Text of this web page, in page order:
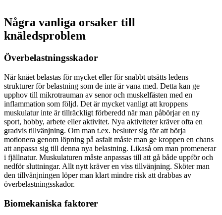
Några vanliga orsaker till
knäledsproblem
Överbelastningsskador
När knäet belastas för mycket eller för snabbt utsätts ledens
strukturer för belastning som de inte är vana med. Detta kan ge
upphov till mikrotrauman av senor och muskelfästen med en
inflammation som följd. Det är mycket vanligt att kroppens
muskulatur inte är tillräckligt förberedd när man påbörjar en ny
sport, hobby, arbete eller aktivitet. Nya aktiviteter kräver ofta en
gradvis tillvänjning. Om man t.ex. besluter sig för att börja
motionera genom löpning på asfalt måste man ge kroppen en chans
att anpassa sig till denna nya belastning. Likaså om man promenerar
i fjällnatur. Muskulaturen måste anpassas till att gå både uppför och
nedför sluttningar. Allt nytt kräver en viss tillvänjning. Sköter man
den tillvänjningen löper man klart mindre risk att drabbas av
överbelastningsskador.
Biomekaniska faktorer